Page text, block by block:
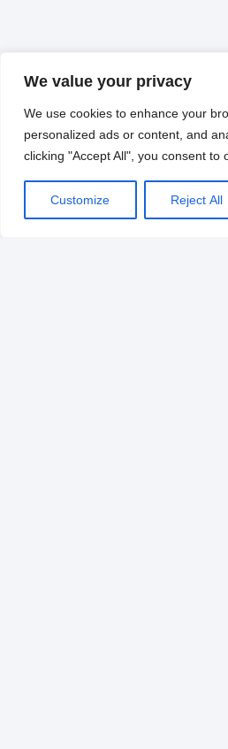
We value your privacy
We use cookies to enhance your
personalized ads or content, and
clicking "Accept All", you consent to
Customize Reject All